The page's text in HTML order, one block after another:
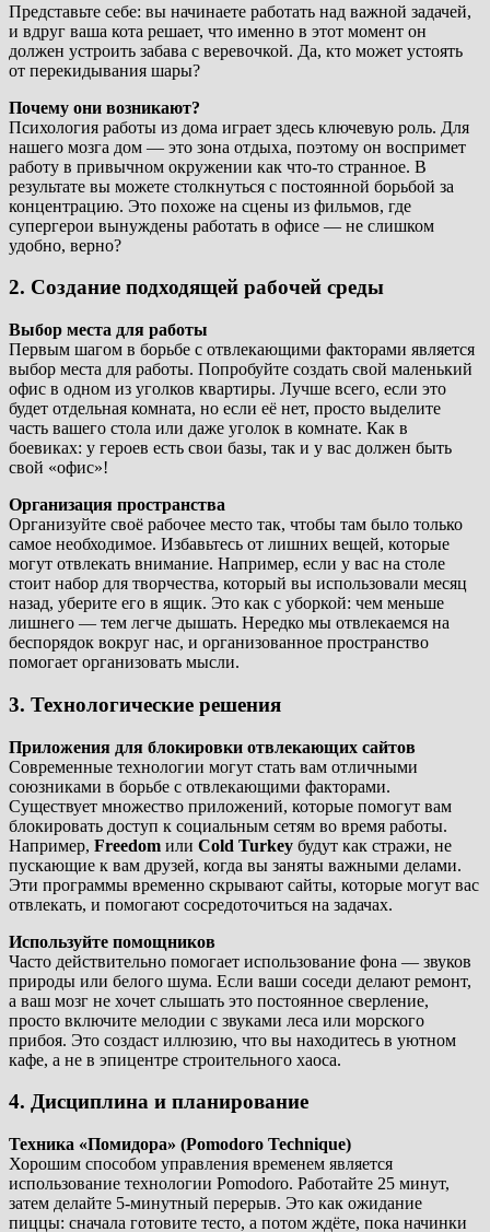
Представьте себе: вы начинаете работать над важной задачей,
и вдруг ваша кота решает, что именно в этот момент он
должен устроить забава с веревочкой. Да, кто может устоять
от перекидывания шары?
Почему они возникают?
Психология работы из дома играет здесь ключевую роль. Для
нашего мозга дом — это зона отдыха, поэтому он воспримет
работу в привычном окружении как что-то странное. В
результате вы можете столкнуться с постоянной борьбой за
концентрацию. Это похоже на сцены из фильмов, где
супергерои вынуждены работать в офисе — не слишком
удобно, верно?
2. Создание подходящей рабочей среды
Выбор места для работы
Первым шагом в борьбе с отвлекающими факторами является
выбор места для работы. Попробуйте создать свой маленький
офис в одном из уголков квартиры. Лучше всего, если это
будет отдельная комната, но если её нет, просто выделите
часть вашего стола или даже уголок в комнате. Как в
боевиках: у героев есть свои базы, так и у вас должен быть
свой «офис»!
Организация пространства
Организуйте своё рабочее место так, чтобы там было только
самое необходимое. Избавьтесь от лишних вещей, которые
могут отвлекать внимание. Например, если у вас на столе
стоит набор для творчества, который вы использовали месяц
назад, уберите его в ящик. Это как с уборкой: чем меньше
лишнего — тем легче дышать. Нередко мы отвлекаемся на
беспорядок вокруг нас, и организованное пространство
помогает организовать мысли.
3. Технологические решения
Приложения для блокировки отвлекающих сайтов
Современные технологии могут стать вам отличными
союзниками в борьбе с отвлекающими факторами.
Существует множество приложений, которые помогут вам
блокировать доступ к социальным сетям во время работы.
Например, Freedom или Cold Turkey будут как стражи, не
пускающие к вам друзей, когда вы заняты важными делами.
Эти программы временно скрывают сайты, которые могут вас
отвлекать, и помогают сосредоточиться на задачах.
Используйте помощников
Часто действительно помогает использование фона — звуков
природы или белого шума. Если ваши соседи делают ремонт,
а ваш мозг не хочет слышать это постоянное сверление,
просто включите мелодии с звуками леса или морского
прибоя. Это создаст иллюзию, что вы находитесь в уютном
кафе, а не в эпицентре строительного хаоса.
4. Дисциплина и планирование
Техника «Помидора» (Pomodoro Technique)
Хорошим способом управления временем является
использование технологии Pomodoro. Работайте 25 минут,
затем делайте 5-минутный перерыв. Это как ожидание
пиццы: сначала готовите тесто, а потом ждёте, пока начинки